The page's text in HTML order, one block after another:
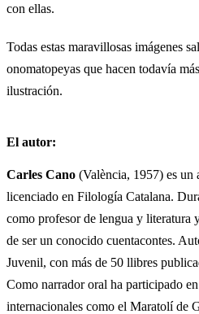
con ellas.
Todas estas maravillosas imágenes
onomatopeyas que hacen todavía
ilustración.
El autor:
Carles Cano (València, 1957) es un
licenciado en Filología Catalana.
como profesor de lengua y literatura
de ser un conocido cuentacontes.
Juvenil, con más de 50 llibres
Como narrador oral ha participado
internacionales como el Maratolí de